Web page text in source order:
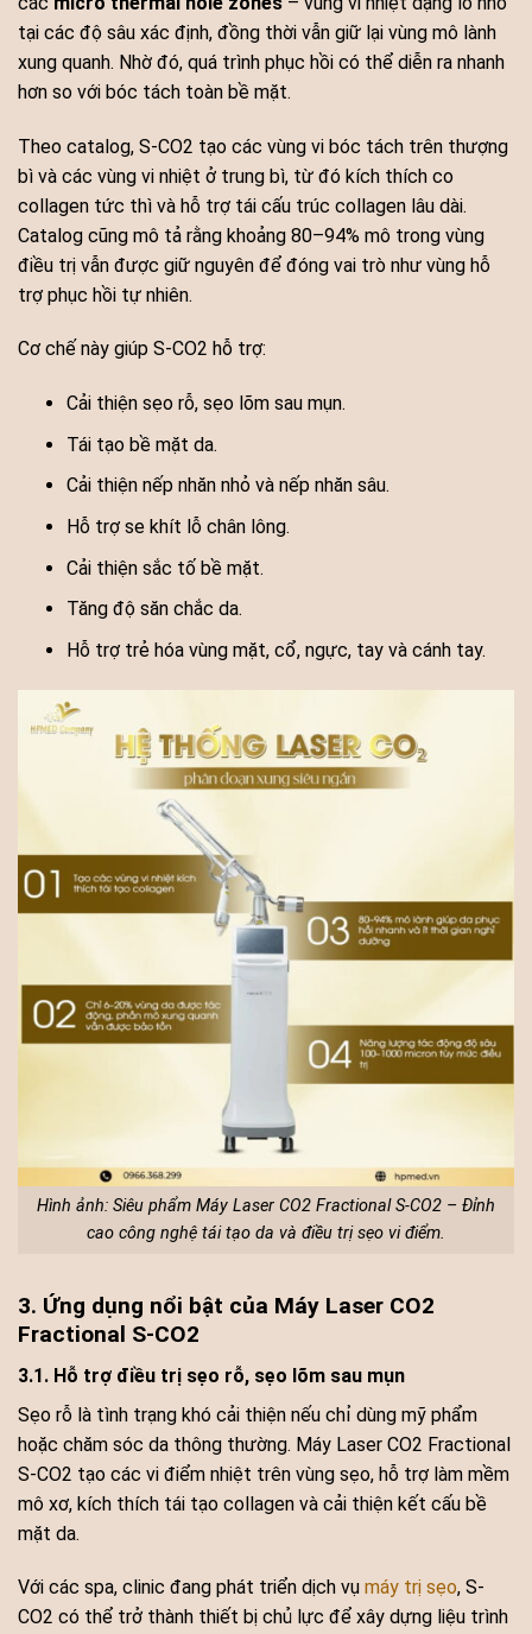
tại các độ sâu xác định, đồng thời vẫn giữ lại vùng mô lành
xung quanh. Nhờ đó, quá trình phục hồi có thể diễn ra nhanh
hơn so với bóc tách toàn bề mặt.
Theo catalog, S-CO2 tạo các vùng vi bóc tách trên thượng
bì và các vùng vi nhiệt ở trung bì, từ đó kích thích co
collagen tức thì và hỗ trợ tái cấu trúc collagen lâu dài.
Catalog cũng mô tả rằng khoảng 80–94% mô trong vùng
điều trị vẫn được giữ nguyên để đóng vai trò như vùng hỗ
trợ phục hồi tự nhiên.
Cơ chế này giúp S-CO2 hỗ trợ:
Cải thiện sẹo rỗ, sẹo lõm sau mụn.
Tái tạo bề mặt da.
Cải thiện nếp nhăn nhỏ và nếp nhăn sâu.
Hỗ trợ se khít lỗ chân lông.
Cải thiện sắc tố bề mặt.
Tăng độ săn chắc da.
Hỗ trợ trẻ hóa vùng mặt, cổ, ngực, tay và cánh tay.
Hình ảnh: Siêu phẩm Máy Laser CO2 Fractional S-CO2 – Đỉnh
cao công nghệ tái tạo da và điều trị sẹo vi điểm.
3. Ứng dụng nổi bật của Máy Laser CO2
Fractional S-CO2
3.1. Hỗ trợ điều trị sẹo rỗ, sẹo lõm sau mụn
Sẹo rỗ là tình trạng khó cải thiện nếu chỉ dùng mỹ phẩm
hoặc chăm sóc da thông thường. Máy Laser CO2 Fractional
S-CO2 tạo các vi điểm nhiệt trên vùng sẹo, hỗ trợ làm mềm
mô xơ, kích thích tái tạo collagen và cải thiện kết cấu bề
mặt da.
Với các spa, clinic đang phát triển dịch vụ máy trị sẹo, S-
CO2 có thể trở thành thiết bị chủ lực để xây dựng liệu trình